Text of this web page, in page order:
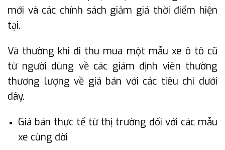
mới và các chính sách giảm giá thời điểm hiện
tại.
Và thường khi đi thu mua một mẫu xe ô tô cũ
từ người dùng về các giám định viên thường
thương lượng về giá bán với các tiêu chí dưới
dây.
Giá bán thực tế từ thị trường đối với các mẫu
xe cùng đời